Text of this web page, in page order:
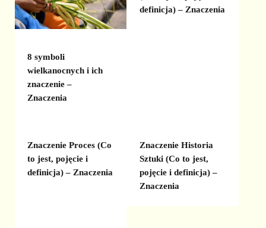
8 symboli
wielkanocnych i ich
znaczenie –
Znaczenia
definicja) – Znaczenia
Znaczenie Proces (Co
to jest, pojęcie i
definicja) – Znaczenia
Znaczenie Historia
Sztuki (Co to jest,
pojęcie i definicja) –
Znaczenia